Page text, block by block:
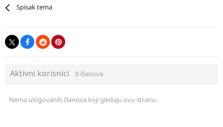
Spisak tema
Aktivni korisnici 0 članova
Nema ulogovanih članova koji gledaju ovu stranu.